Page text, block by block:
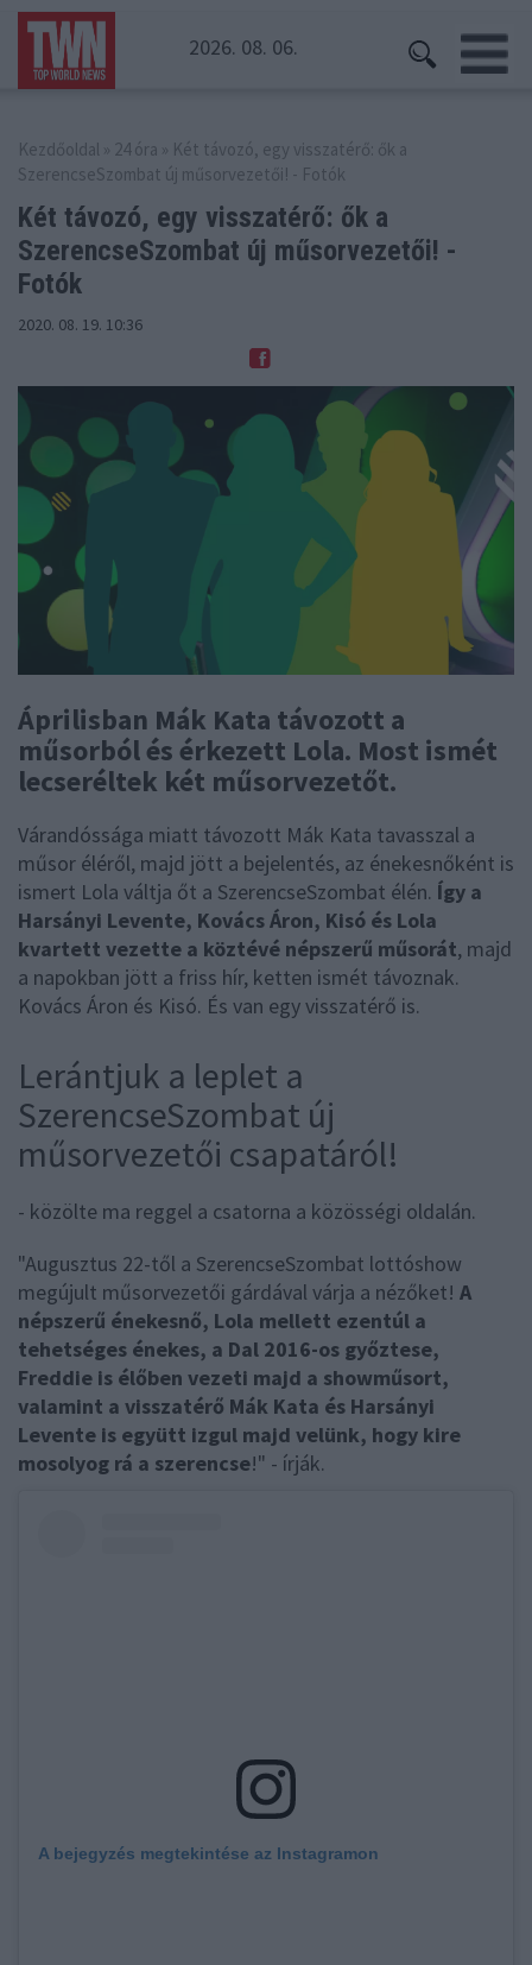
2026. 08. 06.
Kezdőoldal » 24 óra » Két távozó, egy visszatérő: ők a
SzerencseSzombat új műsorvezetői! - Fotók
Két távozó, egy visszatérő: ők a
SzerencseSzombat új műsorvezetői! -
Fotók
2020. 08. 19. 10:36
Áprilisban Mák Kata távozott a
műsorból és érkezett Lola. Most ismét
lecseréltek két műsorvezetőt.
Várandóssága miatt távozott Mák Kata tavasszal a
műsor éléről, majd jött a bejelentés, az énekesnőként is
ismert Lola váltja őt a SzerencseSzombat élén. Így a
Harsányi Levente, Kovács Áron, Kisó és Lola
kvartett vezette a köztévé népszerű műsorát, majd
a napokban jött a friss hír, ketten ismét távoznak.
Kovács Áron és Kisó. És van egy visszatérő is.
Lerántjuk a leplet a
SzerencseSzombat új
műsorvezetői csapatáról!
- közölte ma reggel a csatorna a közösségi oldalán.
"Augusztus 22-től a SzerencseSzombat lottóshow
megújult műsorvezetői gárdával várja a nézőket! A
népszerű énekesnő, Lola mellett ezentúl a
tehetséges énekes, a Dal 2016-os győztese,
Freddie is élőben vezeti majd a showműsort,
valamint a visszatérő Mák Kata és Harsányi
Levente is együtt izgul majd velünk, hogy kire
mosolyog rá a szerencse!" - írják.
A bejegyzés megtekintése az Instagramon